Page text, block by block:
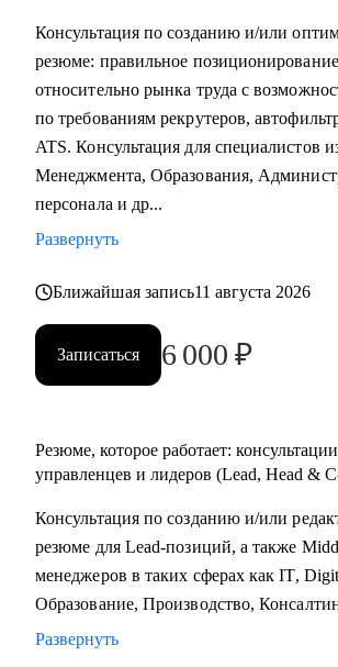
Операционным директором после
full-time занятости.
• Трижды проходила
медицинское образование, опыт в сфере
безопасности (Wallarm), Edtech
Практикум, QA Guru) и высшего
• Регулярно прохожу обучение на
глубже разбираться в профессиях, по
Как я работаю:
клиента,
бренд,
крупных компаний.
Консультация по созданию и/или
резюме: правильное
относительно рынка труда с
по требованиям рекрутеров,
ATS. Консультация для специалистов
Менеджмента, Образования,
персонала и др...
Развернуть
Ближайшая запись11 августа 2026
Записаться 6 000 ₽
Резюме, которое работает:
управленцев и лидеров (Lead, Head &
Консультация по созданию и/или
резюме для Lead-позиций, а также
менеджеров в таких сферах как IT,
Образование, Производство,
Развернуть